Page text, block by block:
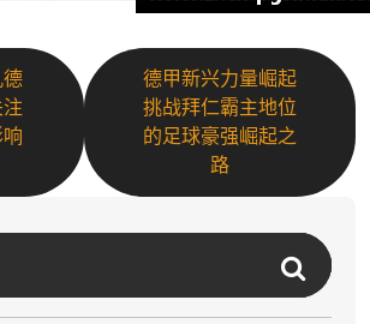
德
德甲新兴力量崛起
挑战拜仁霸主地位
的足球豪强崛起之
路